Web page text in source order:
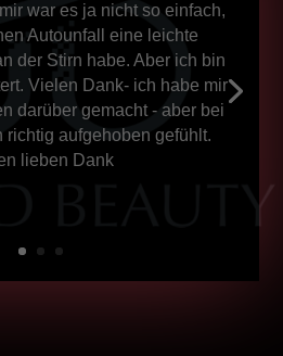
war es ja nicht so einfach,
Autounfall eine leichte
der Stirn habe. Aber ich bin
Vielen Dank- ich habe mir
darüber gemacht - aber bei
richtig aufgehoben gefühlt.
lieben Dank